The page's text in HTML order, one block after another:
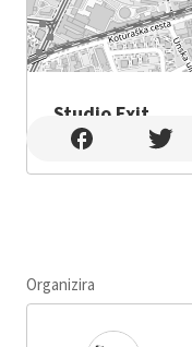
Studio Exit
Studio Exit , Zagreb
Organizira